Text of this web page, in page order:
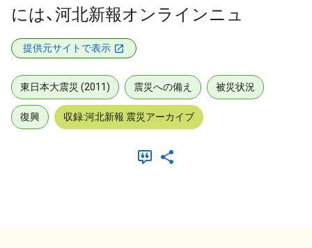
には、河北新報オンラインニュ
提供元サイトで表示
東日本大震災 (2011) 震災への備え 被災状況
復興 収録:河北新報 震災アーカイブ